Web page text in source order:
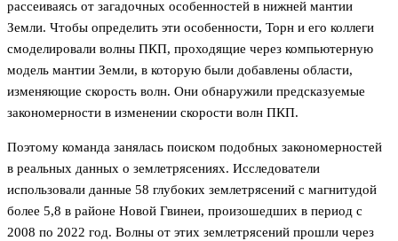
рассеиваясь от загадочных особенностей в нижней мантии
Земли. Чтобы определить эти особенности, Торн и его коллеги
смоделировали волны ПКП, проходящие через компьютерную
модель мантии Земли, в которую были добавлены области,
изменяющие скорость волн. Они обнаружили предсказуемые
закономерности в изменении скорости волн ПКП.
Поэтому команда занялась поиском подобных закономерностей
в реальных данных о землетрясениях. Исследователи
использовали данные 58 глубоких землетрясений с магнитудой
более 5,8 в районе Новой Гвинеи, произошедших в период с
2008 по 2022 год. Волны от этих землетрясений прошли через